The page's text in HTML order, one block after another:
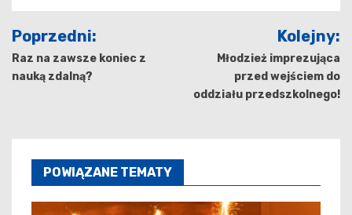
Nawigacja
wpisu
Poprzedni:
Raz na zawsze koniec z
nauką zdalną?
Kolejny:
Młodzież imprezująca
przed wejściem do
oddziału przedszkolnego!
POWIĄZANE TEMATY